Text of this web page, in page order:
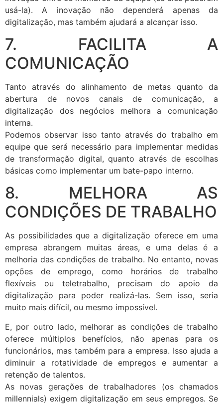
usá-la). A inovação não dependerá apenas da
digitalização, mas também ajudará a alcançar isso.
7. FACILITA A
COMUNICAÇÃO
Tanto através do alinhamento de metas quanto da
abertura de novos canais de comunicação, a
digitalização dos negócios melhora a comunicação
interna.
Podemos observar isso tanto através do trabalho em
equipe que será necessário para implementar medidas
de transformação digital, quanto através de escolhas
básicas como implementar um bate-papo interno.
8. MELHORA AS
CONDIÇÕES DE TRABALHO
As possibilidades que a digitalização oferece em uma
empresa abrangem muitas áreas, e uma delas é a
melhoria das condições de trabalho. No entanto, novas
opções de emprego, como horários de trabalho
flexíveis ou teletrabalho, precisam do apoio da
digitalização para poder realizá-las. Sem isso, seria
muito mais difícil, ou mesmo impossível.
E, por outro lado, melhorar as condições de trabalho
oferece múltiplos benefícios, não apenas para os
funcionários, mas também para a empresa. Isso ajuda a
diminuir a rotatividade de empregos e aumentar a
retenção de talentos.
As novas gerações de trabalhadores (os chamados
millennials) exigem digitalização em seus empregos. Se